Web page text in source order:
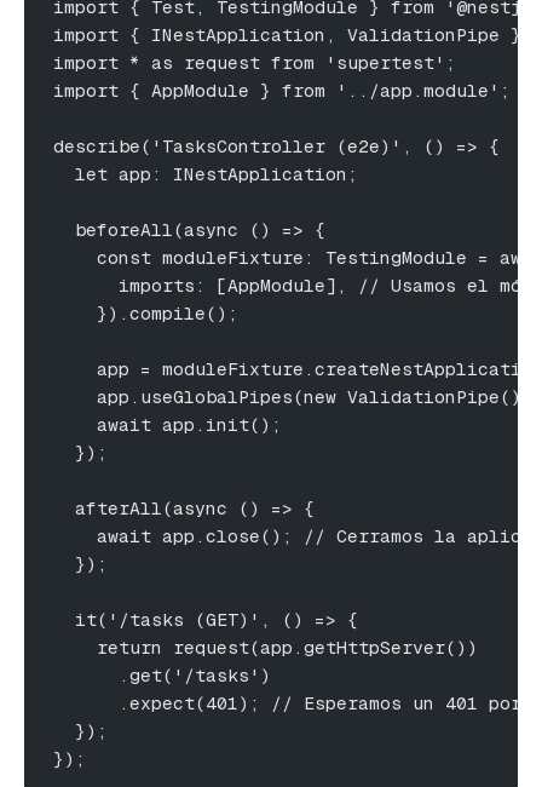
import { Test, TestingModule } from
import { INestApplication, ValidationPipe }
import * as request from 'supertest';
import { AppModule } from '../app.module';
describe('TasksController (e2e)', () => {
  let app: INestApplication;
  beforeAll(async () => {
const moduleFixture: TestingModule =
imports: [AppModule], // Usamos el
    }).compile();
app =
app.useGlobalPipes(new
    await app.init();
  });
  afterAll(async () => {
await app.close(); // Cerramos la
  });
  it('/tasks (GET)', () => {
    return request(app.getHttpServer())
      .get('/tasks')
.expect(401); // Esperamos un 401
  });
});